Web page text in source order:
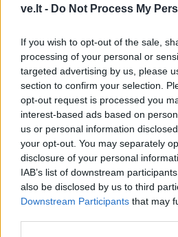
ve.lt - Do Not Process My
If you wish to opt-out of the sale,
processing of your personal or
targeted advertising by us, please
section to confirm your selection.
opt-out request is processed you
interest-based ads based on
us or personal information
your opt-out. You may separately
disclosure of your personal
IAB’s list of downstream
also be disclosed by us to third
Downstream Participants that may
TAIP PAT